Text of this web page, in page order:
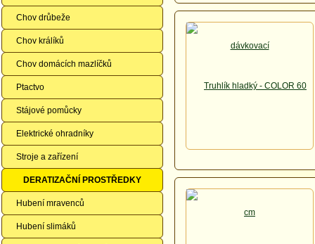
Chov drůbeže
Chov králíků
Chov domácích mazlíčků
Ptactvo
Stájové pomůcky
Elektrické ohradníky
Stroje a zařízení
DERATIZAČNÍ PROSTŘEDKY
Hubení mravenců
Hubení slimáků